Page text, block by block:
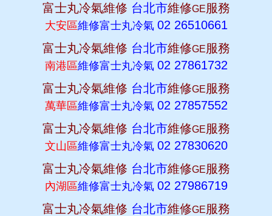
富士丸冷氣維修 台北市維修GE服務
大安區維修富士丸冷氣 02 26510661
富士丸冷氣維修 台北市維修GE服務
南港區維修富士丸冷氣 02 27861732
富士丸冷氣維修 台北市維修GE服務
萬華區維修富士丸冷氣 02 27857552
富士丸冷氣維修 台北市維修GE服務
文山區維修富士丸冷氣 02 27830620
富士丸冷氣維修 台北市維修GE服務
內湖區維修富士丸冷氣 02 27986719
富士丸冷氣維修 台北市維修GE服務